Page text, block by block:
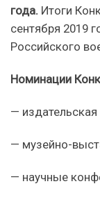
года. Итоги
сентября 2019
Российского
Номинации
— издательская
— музейно-
— научные